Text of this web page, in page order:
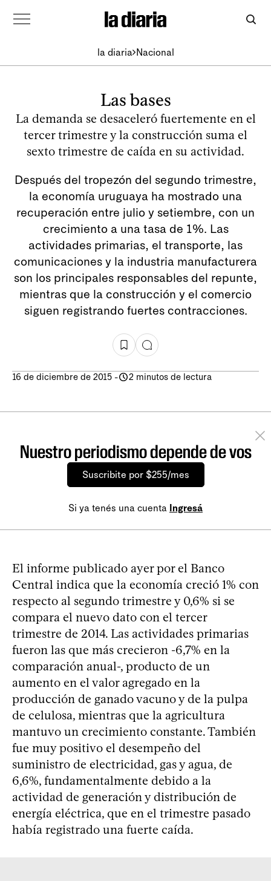
la diaria Nacional
Las bases
La demanda se desaceleró fuertemente en el
tercer trimestre y la construcción suma el
sexto trimestre de caída en su actividad.
Después del tropezón del segundo trimestre,
la economía uruguaya ha mostrado una
recuperación entre julio y setiembre, con un
crecimiento a una tasa de 1%. Las
actividades primarias, el transporte, las
comunicaciones y la industria manufacturera
son los principales responsables del repunte,
mientras que la construcción y el comercio
siguen registrando fuertes contracciones.
16 de diciembre de 2015 - 2 minutos de lectura
Nuestro periodismo depende de vos
Suscribite por $255/mes
Si ya tenés una cuenta Ingresá
El informe publicado ayer por el Banco
Central indica que la economía creció 1% con
respecto al segundo trimestre y 0,6% si se
compara el nuevo dato con el tercer
trimestre de 2014. Las actividades primarias
fueron las que más crecieron -6,7% en la
comparación anual-, producto de un
aumento en el valor agregado en la
producción de ganado vacuno y de la pulpa
de celulosa, mientras que la agricultura
mantuvo un crecimiento constante. También
fue muy positivo el desempeño del
suministro de electricidad, gas y agua, de
6,6%, fundamentalmente debido a la
actividad de generación y distribución de
energía eléctrica, que en el trimestre pasado
había registrado una fuerte caída.